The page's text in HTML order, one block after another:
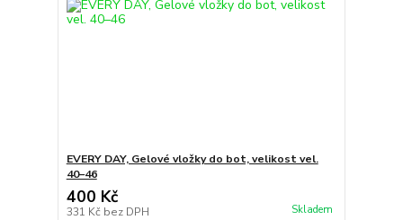
EVERY DAY, Gelové vložky do bot, velikost vel.
40–46
400 Kč
331 Kč bez DPH Skladem